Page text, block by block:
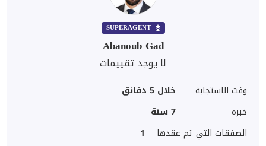
SUPERAGENT
Abanoub Gad
لا يوجد تقييمات
وقت الاستجابة
خلال 5 دقائق
خبرة
7 سنة
الصفقات التي تم عقدها
1